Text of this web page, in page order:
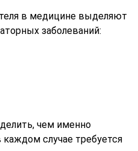
в медицине выделяют
заболеваний:
чем именно
каждом случае требуется